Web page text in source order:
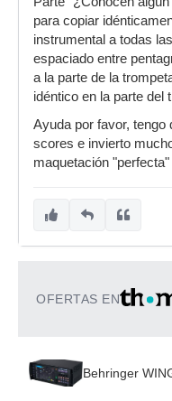
para copiar
instrumental a todas
espaciado entre
a la parte de la
idéntico en la parte del
Ayuda por favor,
scores e invierto
maquetación
OFERTAS EN
Behringer